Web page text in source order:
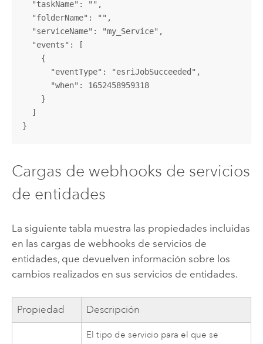
  "taskName": "",
  "folderName": "",
  "serviceName": "my_Service",
  "events": [
    {
      "eventType": "esriJobSucceeded",
      "when": 1652458959318
    }
  ]
}
Cargas de webhooks de servicios
de entidades
La siguiente tabla muestra las propiedades incluidas
en las cargas de webhooks de servicios de
entidades, que devuelven información sobre los
cambios realizados en sus servicios de entidades.
Propiedad Descripción
El tipo de servicio para el que se